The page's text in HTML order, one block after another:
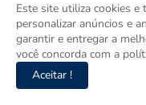
Este site utiliza cookies e
personalizar anúncios e
garantir e entregar a
você concorda com a
Aceitar !